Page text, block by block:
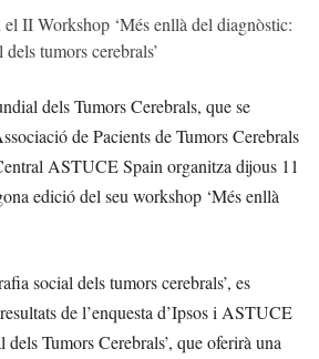
el II Workshop ‘Més enllà del diagnòstic:
tumors cerebrals’
dels Tumors Cerebrals, que se
de Pacients de Tumors Cerebrals
ASTUCE Spain organitza dijous 11
edició del seu workshop ‘Més enllà
social dels tumors cerebrals’, es
de l’enquesta d’Ipsos i ASTUCE
dels Tumors Cerebrals’, que oferirà una